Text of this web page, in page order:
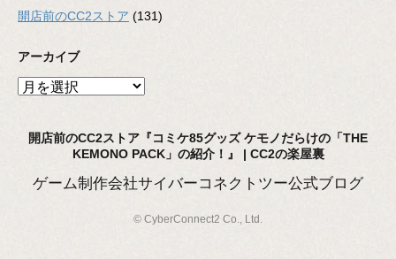
開店前のCC2ストア (131)
アーカイブ
ア
イ開店前のCC2ストア『コミケ85グッズ ケモノだらけの「THE
KEMONO PACK」の紹介！』 | CC2の楽屋裏
ゲーム制作会社サイバーコネクトツー公式ブログ
© CyberConnect2 Co., Ltd.